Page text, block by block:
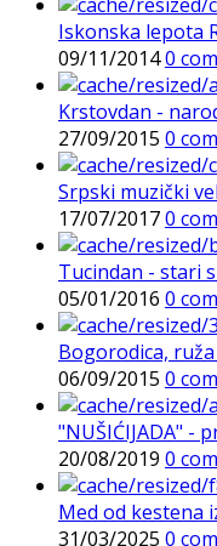
Iskonska lepota
09/11/20140
Krstovdan -
27/09/2015 0
Srpski muzički
17/07/20170
Tucindan - stari
05/01/2016 0
Bogorodica,
06/09/2015 0
"NUŠIĆIJADA" -
20/08/2019 0
Med od kestena
31/03/2025 0